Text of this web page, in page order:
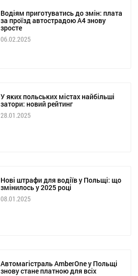
Водіям приготуватись до змін: плата
за проїзд автострадою А4 знову
зросте
06.02.2025
У яких польських містах найбільші
затори: новий рейтинг
28.01.2025
Нові штрафи для водіїв у Польщі: що
змінилось у 2025 році
08.01.2025
Автомагістраль AmberOne у Польщі
знову стане платною для всіх